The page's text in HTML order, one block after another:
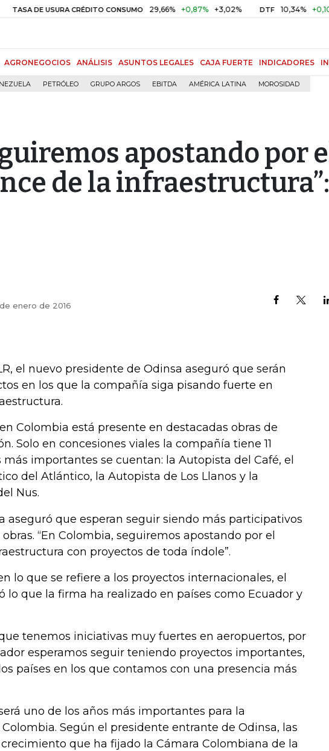
DE USURA CRÉDITO CONSUMO 29,66% +0,87% +3,02% DTF 10,34% +0,10%
AGRONEGOCIOS ANÁLISIS ASUNTOS LEGALES CAJA FUERTE INDICADORES
PETRÓLEO GRUPO ARGOS EBITDA AMÉRICA LATINA MOROSIDAD
apostando por
de la
enero de 2016
el nuevo presidente de Odinsa aseguró que serán
en los que la compañía siga pisando fuerte en
Colombia está presente en destacadas obras de
Solo en concesiones viales la compañía tiene 11
más importantes se cuentan: la Autopista del Café, el
del Atlántico, la Autopista de Los Llanos y la
Nus.
aseguró que esperan seguir siendo más participativos
“En Colombia, seguiremos apostando por el
con proyectos de toda índole”.
lo que se refiere a los proyectos internacionales, el
lo que la firma ha realizado en países como Ecuador y
tenemos iniciativas muy fuertes en aeropuertos, por
esperamos seguir teniendo proyectos importantes,
países en los que contamos con una presencia más
uno de los años más importantes para la
Según el presidente entrante de Odinsa, las
que ha fijado la Cámara Colombiana de la